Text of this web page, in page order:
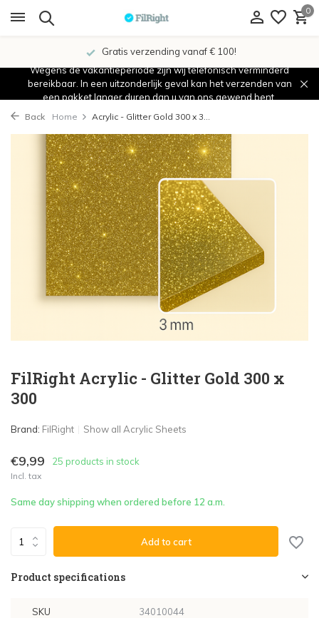
0
Gratis verzending vanaf € 100!
Wegens de vakantieperiode zijn wij telefonisch verminderd
bereikbaar. In een uitzonderlijk geval kan het verzenden van
een pakket langer duren dan u van ons gewend bent.
Back Home Acrylic - Glitter Gold 300 x 3...
FilRight Acrylic - Glitter Gold 300 x
300
Brand: FilRight Show all Acrylic Sheets
€9,99 25 products in stock
Incl. tax
Same day shipping when ordered before 12 a.m.
Add to cart
Product specifications
SKU 34010044